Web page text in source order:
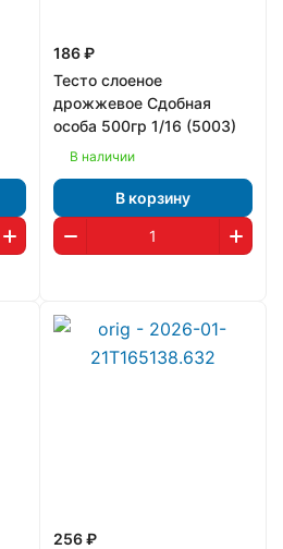
186 ₽
Тесто слоеное
дрожжевое Сдобная
особа 500гр 1/16 (5003)
В наличии
В корзину
256 ₽